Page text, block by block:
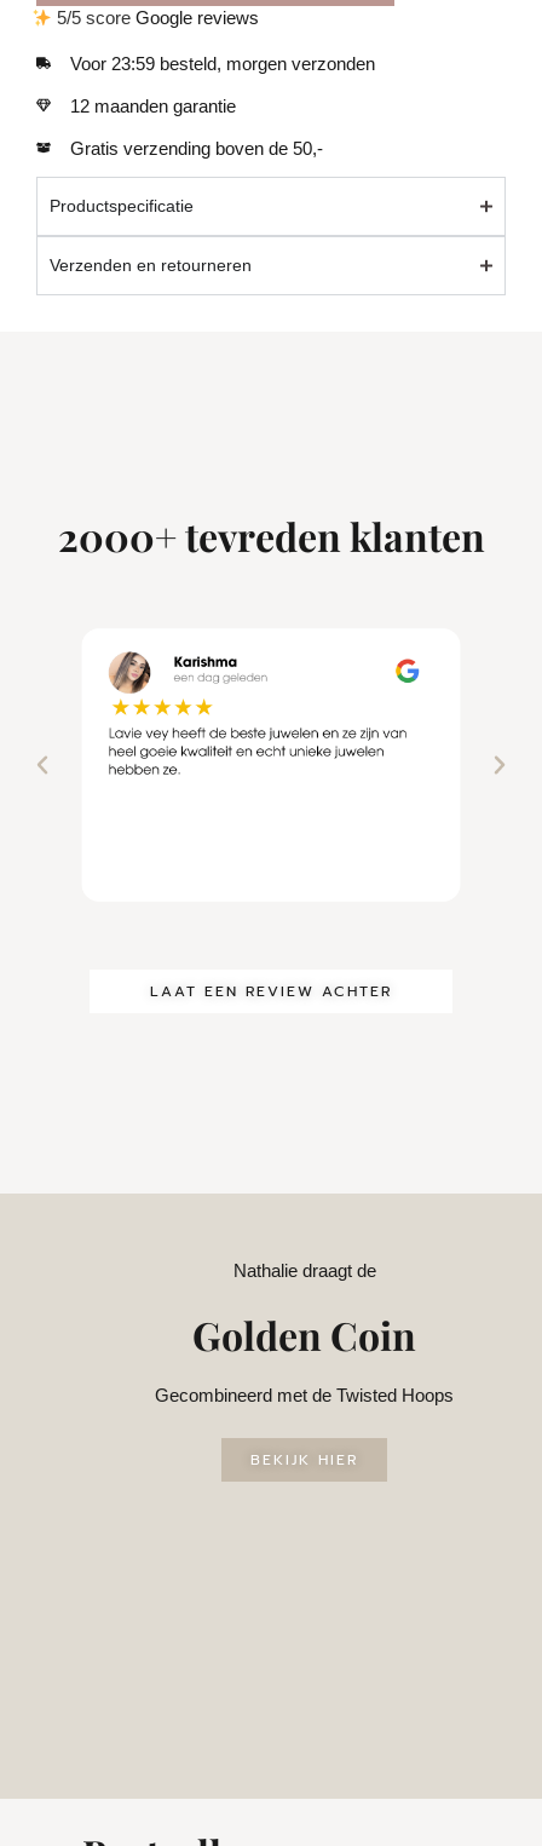
5/5 scoreGoogle reviews
Voor 23:59 besteld, morgen verzonden
12 maanden garantie
Gratis verzending boven de 50,-
Productspecificatie
Verzenden en retourneren
2000+ tevreden klanten
LAAT EEN REVIEW ACHTER
Nathalie draagt de
Golden Coin
Gecombineerd met de Twisted Hoops
BEKIJK HIER